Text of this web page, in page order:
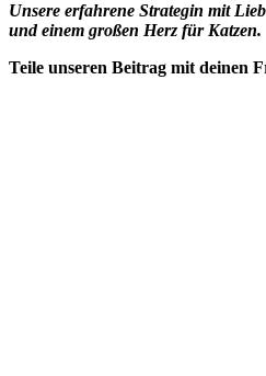
Unsere erfahrene Strategin mit
und einem großen Herz für Katzen.
Teile unseren Beitrag mit deinen